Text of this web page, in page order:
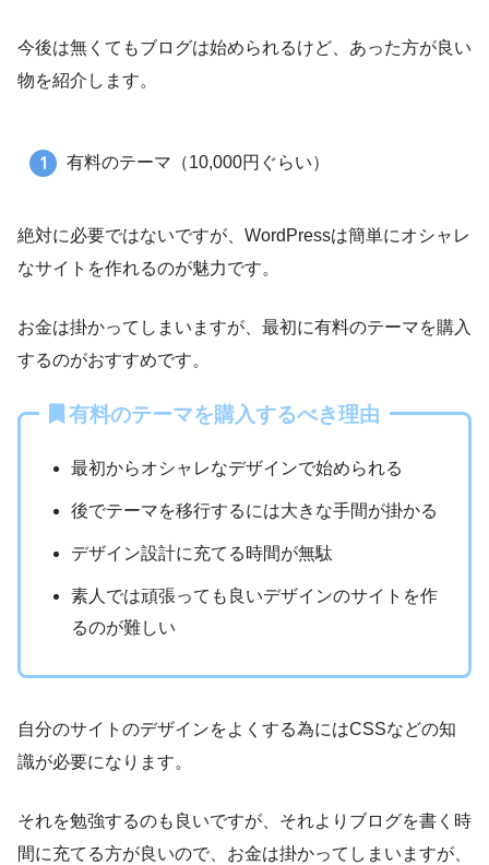
今後は無くてもブログは始められるけど、あった方が良い
物を紹介します。
有料のテーマ（10,000円ぐらい）
絶対に必要ではないですが、WordPressは簡単にオシャレ
なサイトを作れるのが魅力です。
お金は掛かってしまいますが、最初に有料のテーマを購入
するのがおすすめです。
有料のテーマを購入するべき理由
最初からオシャレなデザインで始められる
後でテーマを移行するには大きな手間が掛かる
デザイン設計に充てる時間が無駄
素人では頑張っても良いデザインのサイトを作
るのが難しい
自分のサイトのデザインをよくする為にはCSSなどの知
識が必要になります。
それを勉強するのも良いですが、それよりブログを書く時
間に充てる方が良いので、お金は掛かってしまいますが、